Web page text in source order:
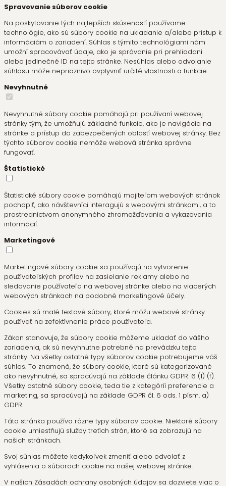
Spravovanie súborov cookie
Na poskytovanie tých najlepších skúseností používame
technológie, ako sú súbory cookie na ukladanie a/alebo prístup k
informáciám o zariadení. Súhlas s týmito technológiami nám
umožní spracovávať údaje, ako je správanie pri prehliadaní
alebo jedinečné ID na tejto stránke. Nesúhlas alebo odvolanie
súhlasu môže nepriaznivo ovplyvniť určité vlastnosti a funkcie.
Nevyhnutné
Nevyhnutné súbory cookie pomáhajú pri používaní webovej
stránky tým, že umožňujú základné funkcie, ako je navigácia na
stránke a prístup do zabezpečených oblastí webovej stránky. Bez
týchto súborov cookie nemôže webová stránka správne
fungovať.
Štatistické
Štatistické súbory cookie pomáhajú majiteľom webových stránok
pochopiť, ako návštevníci interagujú s webovými stránkami, a to
prostredníctvom anonymného zhromažďovania a vykazovania
informácií.
Marketingové
Marketingové súbory cookie sa používajú na vytvorenie
používateľských profilov na zasielanie reklamy alebo na
sledovanie používateľa na webovej stránke alebo na viacerých
webových stránkach na podobné marketingové účely.
Cookies sú malé textové súbory, ktoré môžu webové stránky
používať na zefektívnenie práce používateľa.
Zákon stanovuje, že súbory cookie môžeme ukladať do vášho
zariadenia, ak sú nevyhnutne potrebné na prevádzku tejto
stránky. Na všetky ostatné typy súborov cookie potrebujeme váš
súhlas. To znamená, že súbory cookie, ktoré sú kategorizované
ako nevyhnutné, sa spracúvajú na základe článku GDPR. 6 (1) (f).
Všetky ostatné súbory cookie, teda tie z kategórií preferencie a
marketing, sa spracúvajú na základe GDPR čl. 6 ods. 1 písm. a)
GDPR.
Táto stránka používa rôzne typy súborov cookie. Niektoré súbory
cookie umiestňujú služby tretích strán, ktoré sa zobrazujú na
našich stránkach.
Svoj súhlas môžete kedykoľvek zmeniť alebo odvolať z
vyhlásenia o súboroch cookie na našej webovej stránke.
V našich Zásadách ochrany osobných údajov sa dozviete viac o